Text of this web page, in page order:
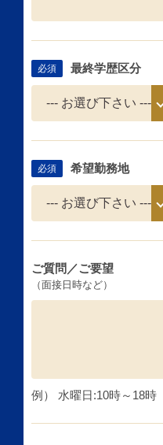
必須 最終学歴区分
必須 希望勤務地
ご質問／ご要望
（面接日時など）
例） 水曜日:10時～18